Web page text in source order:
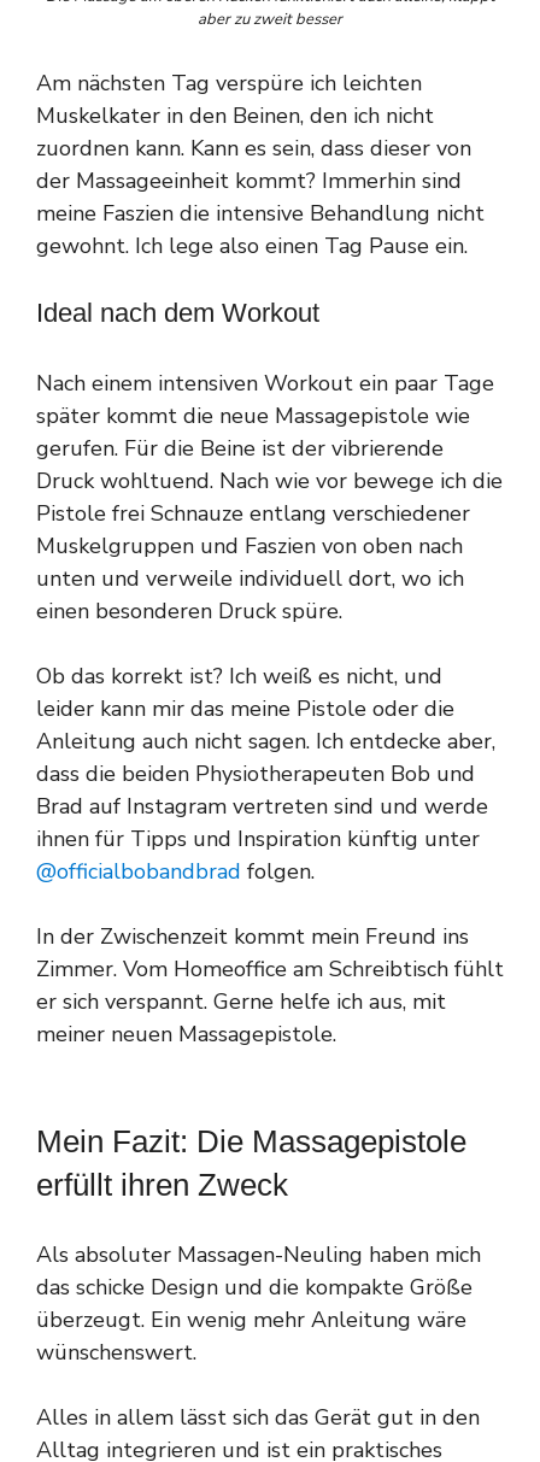
aber zu zweit besser
Am nächsten Tag verspüre ich leichten
Muskelkater in den Beinen, den ich nicht
zuordnen kann. Kann es sein, dass dieser von
der Massageeinheit kommt? Immerhin sind
meine Faszien die intensive Behandlung nicht
gewohnt. Ich lege also einen Tag Pause ein.
Ideal nach dem Workout
Nach einem intensiven Workout ein paar Tage
später kommt die neue Massagepistole wie
gerufen. Für die Beine ist der vibrierende
Druck wohltuend. Nach wie vor bewege ich die
Pistole frei Schnauze entlang verschiedener
Muskelgruppen und Faszien von oben nach
unten und verweile individuell dort, wo ich
einen besonderen Druck spüre.
Ob das korrekt ist? Ich weiß es nicht, und
leider kann mir das meine Pistole oder die
Anleitung auch nicht sagen. Ich entdecke aber,
dass die beiden Physiotherapeuten Bob und
Brad auf Instagram vertreten sind und werde
ihnen für Tipps und Inspiration künftig unter
@officialbobandbrad folgen.
In der Zwischenzeit kommt mein Freund ins
Zimmer. Vom Homeoffice am Schreibtisch fühlt
er sich verspannt. Gerne helfe ich aus, mit
meiner neuen Massagepistole.
Mein Fazit: Die Massagepistole
erfüllt ihren Zweck
Als absoluter Massagen-Neuling haben mich
das schicke Design und die kompakte Größe
überzeugt. Ein wenig mehr Anleitung wäre
wünschenswert.
Alles in allem lässt sich das Gerät gut in den
Alltag integrieren und ist ein praktisches